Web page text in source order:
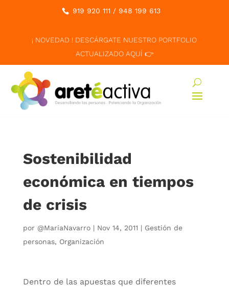
919 920 111 / 948 199 613
¡ NOVEDAD ! DESCÁRGATE NUESTRO PORTFOLIO
ACTUALIZADO AQUÍ 👉
Sostenibilidad
económica en tiempos
de crisis
por @MariaNavarro| Nov 14, 2011 | Gestión de
personas, Organización
Dentro de las apuestas que diferentes